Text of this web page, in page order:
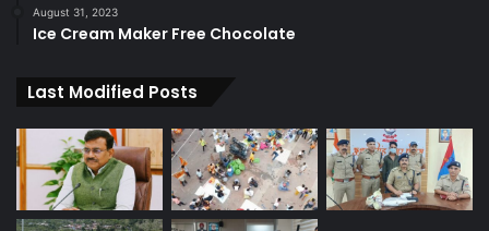
August 31, 2023
Ice Cream Maker Free Chocolate
Last Modified Posts